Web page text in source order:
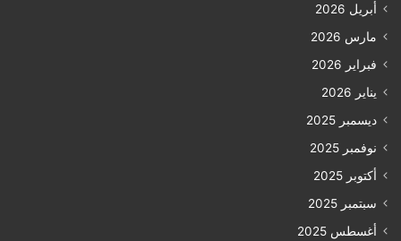
أبريل 2026
مارس 2026
فبراير 2026
يناير 2026
ديسمبر 2025
نوفمبر 2025
أكتوبر 2025
سبتمبر 2025
أغسطس 2025